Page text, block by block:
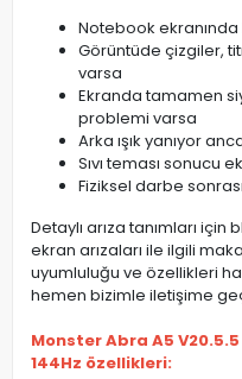
Notebook ekranında
Görüntüde çizgiler,
varsa
Ekranda tamamen
problemi varsa
Arka ışık yanıyor
Sıvı teması sonucu
Fiziksel darbe
Detaylı arıza tanımları için
ekran arızaları ile ilgili
uyumluluğu ve özellikleri
hemen bizimle iletişime
Monster Abra A5
144Hz özellikleri: